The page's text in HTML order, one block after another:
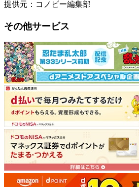
提供元：コノビー編集部
その他サービス